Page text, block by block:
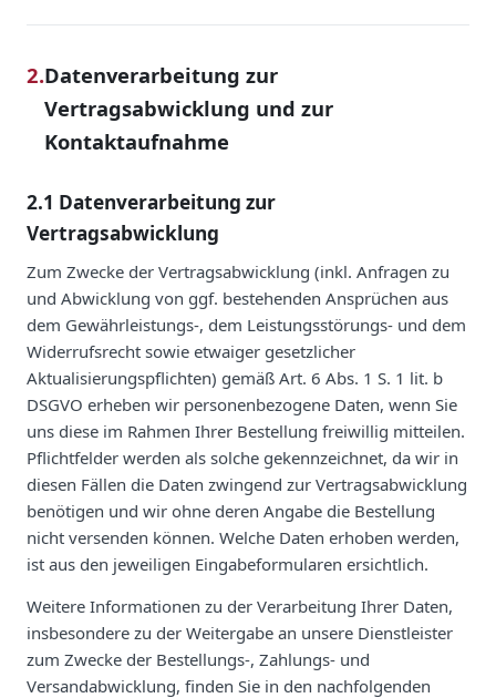
2.Datenverarbeitung zur
Vertragsabwicklung und zur
Kontaktaufnahme
2.1 Datenverarbeitung zur
Vertragsabwicklung
Zum Zwecke der Vertragsabwicklung (inkl. Anfragen zu
und Abwicklung von ggf. bestehenden Ansprüchen aus
dem Gewährleistungs-, dem Leistungsstörungs- und dem
Widerrufsrecht sowie etwaiger gesetzlicher
Aktualisierungspflichten) gemäß Art. 6 Abs. 1 S. 1 lit. b
DSGVO erheben wir personenbezogene Daten, wenn Sie
uns diese im Rahmen Ihrer Bestellung freiwillig mitteilen.
Pflichtfelder werden als solche gekennzeichnet, da wir in
diesen Fällen die Daten zwingend zur Vertragsabwicklung
benötigen und wir ohne deren Angabe die Bestellung
nicht versenden können. Welche Daten erhoben werden,
ist aus den jeweiligen Eingabeformularen ersichtlich.
Weitere Informationen zu der Verarbeitung Ihrer Daten,
insbesondere zu der Weitergabe an unsere Dienstleister
zum Zwecke der Bestellungs-, Zahlungs- und
Versandabwicklung, finden Sie in den nachfolgenden